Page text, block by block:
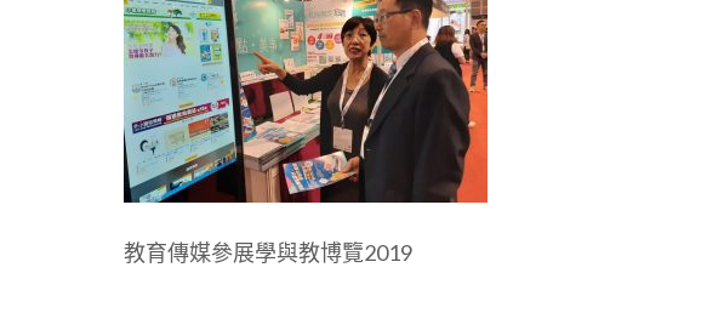
教育傳媒參展學與教博覽2019